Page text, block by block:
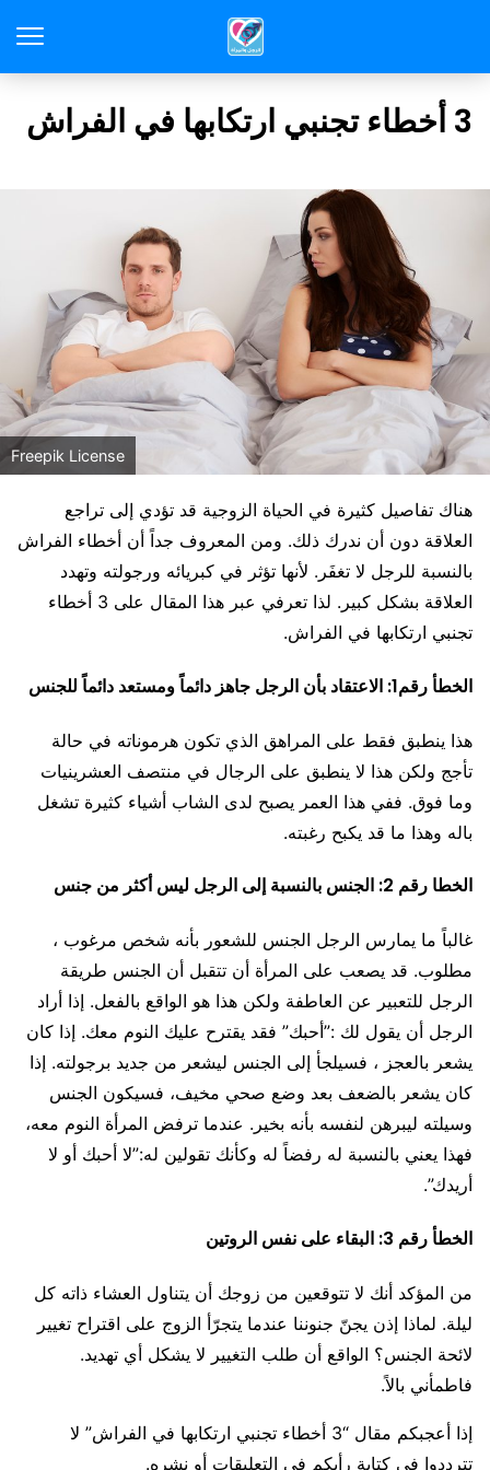
3 أخطاء تجنبي ارتكابها في الفراش
Freepik License
هناك تفاصيل كثيرة في الحياة الزوجية قد تؤدي إلى تراجع
العلاقة دون أن ندرك ذلك. ومن المعروف جداً أن أخطاء الفراش
بالنسبة للرجل لا تغفَر. لأنها تؤثر في كبريائه ورجولته وتهدد
العلاقة بشكل كبير. لذا تعرفي عبر هذا المقال على 3 أخطاء
تجنبي ارتكابها في الفراش.
الخطأ رقم1: الاعتقاد بأن الرجل جاهز دائماً ومستعد دائماً للجنس
هذا ينطبق فقط على المراهق الذي تكون هرموناته في حالة
تأجج ولكن هذا لا ينطبق على الرجال في منتصف العشرينيات
وما فوق. ففي هذا العمر يصبح لدى الشاب أشياء كثيرة تشغل
باله وهذا ما قد يكبح رغبته.
الخطا رقم 2: الجنس بالنسبة إلى الرجل ليس أكثر من جنس
غالباً ما يمارس الرجل الجنس للشعور بأنه شخص مرغوب ،
مطلوب. قد يصعب على المرأة أن تتقبل أن الجنس طريقة
الرجل للتعبير عن العاطفة ولكن هذا هو الواقع بالفعل. إذا أراد
الرجل أن يقول لك :”أحبك” فقد يقترح عليك النوم معك. إذا كان
يشعر بالعجز ، فسيلجأ إلى الجنس ليشعر من جديد برجولته. إذا
كان يشعر بالضعف بعد وضع صحي مخيف، فسيكون الجنس
وسيلته ليبرهن لنفسه بأنه بخير. عندما ترفض المرأة النوم معه،
فهذا يعني بالنسبة له رفضاً له وكأنك تقولين له:”لا أحبك أو لا
أريدك”.
الخطأ رقم 3: البقاء على نفس الروتين
من المؤكد أنك لا تتوقعين من زوجك أن يتناول العشاء ذاته كل
ليلة. لماذا إذن يجنّ جنوننا عندما يتجرّأ الزوج على اقتراح تغيير
لائحة الجنس؟ الواقع أن طلب التغيير لا يشكل أي تهديد.
فاطمأني بالاً.
إذا أعجبكم مقال “3 أخطاء تجنبي ارتكابها في الفراش” لا
تترددوا في كتابة رأيكم في التعليقات أو نشره.